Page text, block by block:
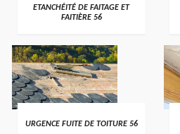
>
ETANCHÉITÉ DE FAITAGE ET
FAITIÈRE 56
>
URGENCE FUITE DE TOITURE 56